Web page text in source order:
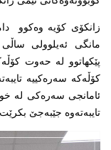
زانکۆی کۆیە وەکوو
پێکهاتوو لە حەوت
کۆڵەکە سەرەکییە
تایبەتەوە جێبەجێ